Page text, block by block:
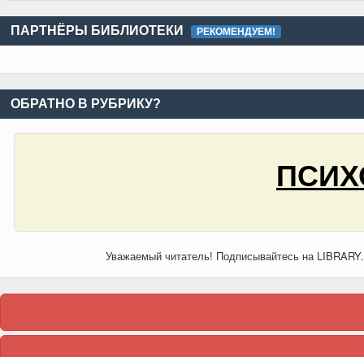
ПАРТНЁРЫ БИБЛИОТЕКИ РЕКОМЕНДУЕМ!
ОБРАТНО В РУБРИКУ?
Уважаемый читатель! Подписывайтесь на